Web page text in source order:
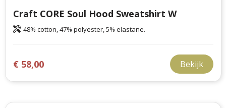
Craft CORE Soul Hood Sweatshirt W
48% cotton, 47% polyester, 5% elastane.
€ 58,00 Bekijk